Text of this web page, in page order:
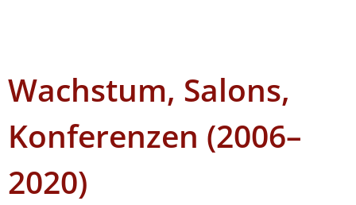
Wachstum, Salons,
Konferenzen (2006–
2020)